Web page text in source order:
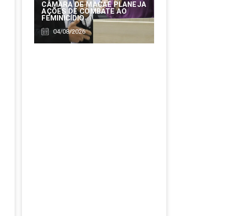
CÂMARA DE MACAÉ PLANEJA
AÇÕES DE COMBATE AO
FEMINICÍDIO
04/08/2026